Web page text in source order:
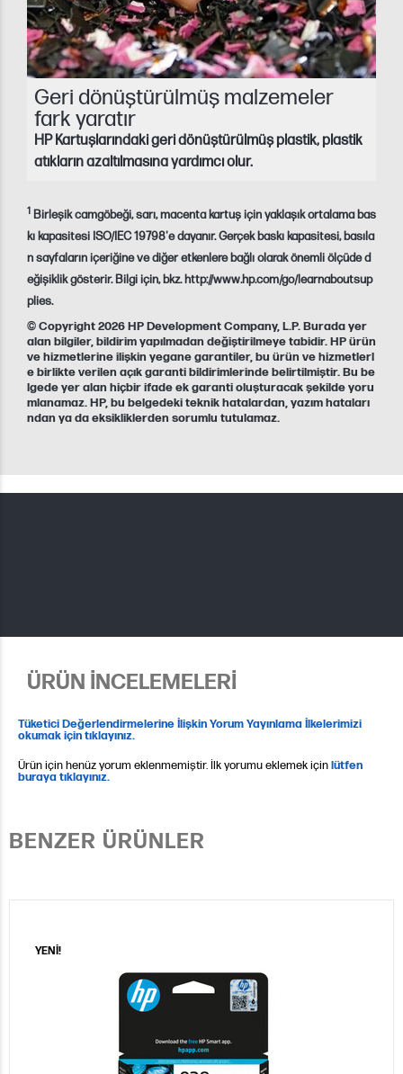
Geri dönüştürülmüş malzemeler
fark yaratır
HP Kartuşlarındaki geri dönüştürülmüş plastik, plastik
atıkların azaltılmasına yardımcı olur.
1 Birleşik camgöbeği, sarı, macenta kartuş için yaklaşık ortalama bas
kı kapasitesi ISO/IEC 19798'e dayanır. Gerçek baskı kapasitesi, basıla
n sayfaların içeriğine ve diğer etkenlere bağlı olarak önemli ölçüde d
eğişiklik gösterir. Bilgi için, bkz. http://www.hp.com/go/learnaboutsup
plies.
© Copyright 2026 HP Development Company, L.P. Burada yer
alan bilgiler, bildirim yapılmadan değiştirilmeye tabidir. HP ürün
ve hizmetlerine ilişkin yegane garantiler, bu ürün ve hizmetlerl
e birlikte verilen açık garanti bildirimlerinde belirtilmiştir. Bu be
lgede yer alan hiçbir ifade ek garanti oluşturacak şekilde yoru
mlanamaz. HP, bu belgedeki teknik hatalardan, yazım hataları
ndan ya da eksikliklerden sorumlu tutulamaz.
ÜRÜN İNCELEMELERİ
Tüketici Değerlendirmelerine İlişkin Yorum Yayınlama İlkelerimizi
okumak için tıklayınız.
Ürün için henüz yorum eklenmemiştir. İlk yorumu eklemek içinlütfen
buraya tıklayınız.
BENZER ÜRÜNLER
YENİ!